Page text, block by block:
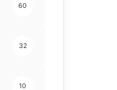
60
32
10